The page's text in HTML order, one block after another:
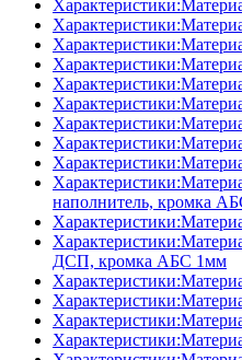
наполнитель, кромка
ДСП, кромка AБC 1мм